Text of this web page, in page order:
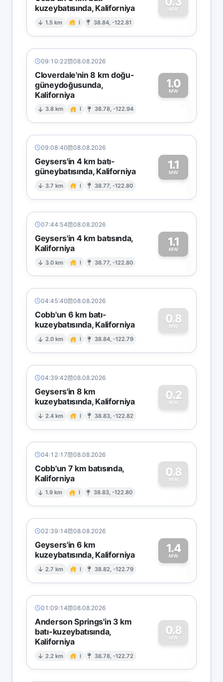
kuzeybatısında, Kaliforniya
1.5 km I 38.84, -122.81
MW
0
09:10:22 08.08.2026
Cloverdale'nin 8 km doğu-
güneydoğusunda,
Kaliforniya
3.8 km I 38.78, -122.94
1.0
MW
1
09:08:40 08.08.2026
Geysers'in 4 km batı-
güneybatısında, Kaliforniya
3.7 km I 38.77, -122.80
1.1
MW1
07:44:54 08.08.2026
Geysers'in 4 km batısında,
Kaliforniya
3.0 km I 38.77, -122.80
1.1
MW1
04:45:40 08.08.2026
Cobb'un 6 km batı-
kuzeybatısında, Kaliforniya
2.0 km I 38.84, -122.79
0.8
MW
0
04:39:42 08.08.2026
Geysers'in 8 km
kuzeybatısında, Kaliforniya
2.4 km I 38.83, -122.82
0.2
MW
0
04:12:17 08.08.2026
Cobb'un 7 km batısında,
Kaliforniya
1.9 km I 38.83, -122.80
0.8
MW
0
02:39:14 08.08.2026
Geysers'in 6 km
kuzeybatısında, Kaliforniya
2.7 km I 38.82, -122.79
1.4
MW1
01:09:14 08.08.2026
Anderson Springs'in 3 km
batı-kuzeybatısında,
Kaliforniya
2.2 km I 38.78, -122.72
0.8
MW
0